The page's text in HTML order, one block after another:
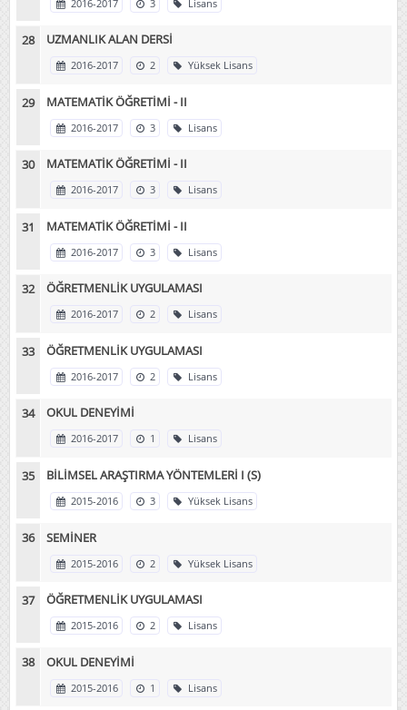
2016-2017 3 Lisans
UZMANLIK ALAN DERSİ
2016-2017 2 Yüksek Lisans
MATEMATİK ÖĞRETİMİ - II
2016-2017 3 Lisans
MATEMATİK ÖĞRETİMİ - II
2016-2017 3 Lisans
MATEMATİK ÖĞRETİMİ - II
2016-2017 3 Lisans
ÖĞRETMENLİK UYGULAMASI
2016-2017 2 Lisans
ÖĞRETMENLİK UYGULAMASI
2016-2017 2 Lisans
OKUL DENEYİMİ
2016-2017 1 Lisans
BİLİMSEL ARAŞTIRMA YÖNTEMLERİ I (S)
2015-2016 3 Yüksek Lisans
SEMİNER
2015-2016 2 Yüksek Lisans
ÖĞRETMENLİK UYGULAMASI
2015-2016 2 Lisans
OKUL DENEYİMİ
2015-2016 1 Lisans